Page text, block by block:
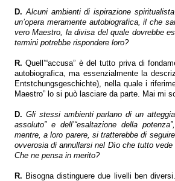
D. Alcuni ambienti di ispirazione
un’opera meramente autobiografica, il che
vero Maestro, la divisa del quale dovrebbe
termini potrebbe rispondere loro?
R. Quell’“accusa” è del tutto priva di
autobiografica, ma essenzialmente la
Entstchungsgeschichte), nella quale i
Maestro” lo si può lasciare da parte. Mai mi
D. Gli stessi ambienti parlano di un
assoluto” e dell’“esaltazione della
mentre, a loro parere, si tratterebbe di
ovverosia di annullarsi nel Dìo che tutto
Che ne pensa in merito?
R. Bisogna distinguere due livelli ben